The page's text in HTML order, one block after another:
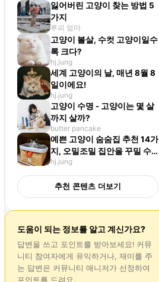
잃어버린 고양이 찾는 방법 5
가지
루피 엄마
고양이 볼살, 수컷 고양이일수
록 크다?
hj.jung
세계 고양이의 날, 매년 8월 8
일이에요!
hj.jung
고양이 수명 - 고양이는 몇 살
까지 살까?
butter pancake
예쁜 고양이 숨숨집 추천 14가
지, 오밀조밀 집안을 꾸밀 수
있어요!
hj.jung
추천 콘텐츠 더보기
도움이 되는 정보를 알고 계신가요?
답변 을 쓰고 포인트를 받아보세요! 커뮤
니티 참여자에게 유익하거나, 재미를 주
는 답변 은 커뮤니티 매니저가 선정하여
포인트를 드려요.